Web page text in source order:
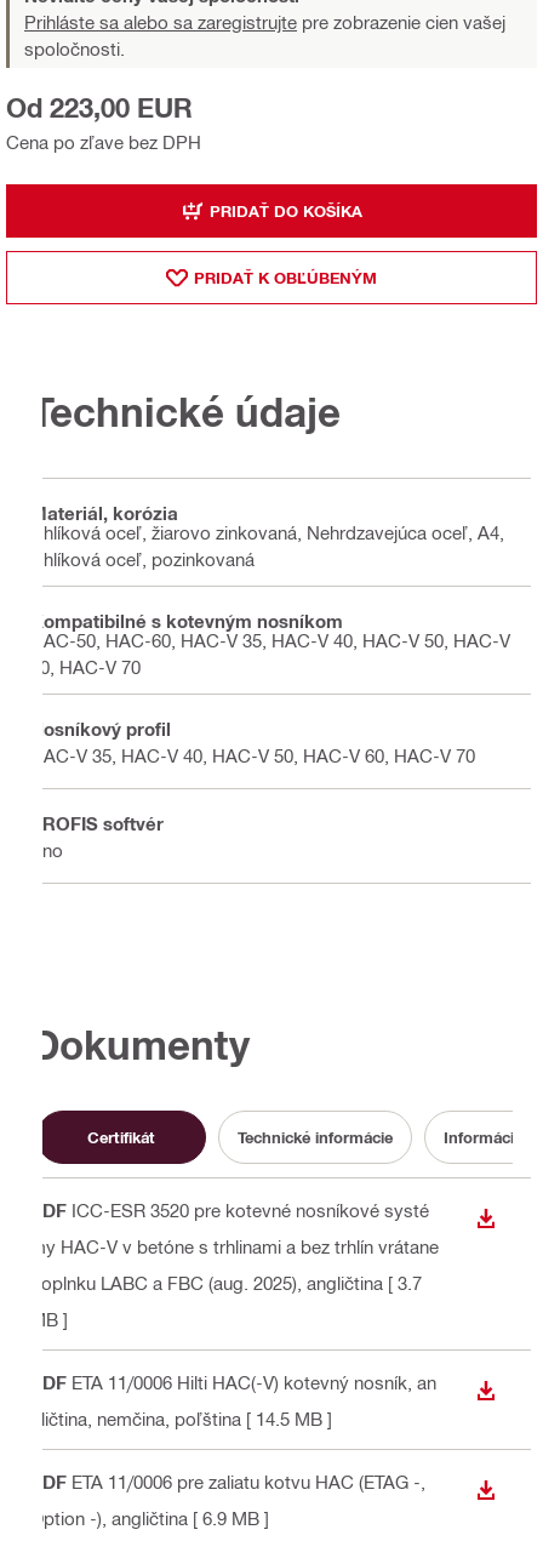
Prihláste sa alebo sa zaregistrujte pre zobrazenie cien vašej
spoločnosti.
Cena po zľave bez DPH
Od 223,00 EUR
PRIDAŤ DO KOŠÍKA
PRIDAŤ K OBĽÚBENÝM
Technické údaje
Materiál, korózia
Uhlíková oceľ, žiarovo zinkovaná, Nehrdzavejúca oceľ, A4,
Uhlíková oceľ, pozinkovaná
Kompatibilné s kotevným nosníkom
HAC-50, HAC-60, HAC-V 35, HAC-V 40, HAC-V 50, HAC-V
60, HAC-V 70
Nosníkový profil
HAC-V 35, HAC-V 40, HAC-V 50, HAC-V 60, HAC-V 70
PROFIS softvér
Áno
Dokumenty
Certifikát Technické informácie Informácia
PDF ICC-ESR 3520 pre kotevné nosníkové systé
my HAC-V v betóne s trhlinami a bez trhlín vrátane
doplnku LABC a FBC (aug. 2025) , angličtina [ 3.7
MB ]
PDF ETA 11/0006 Hilti HAC(-V) kotevný nosník , an
gličtina, nemčina, poľština [ 14.5 MB ]
PDF ETA 11/0006 pre zaliatu kotvu HAC (ETAG -,
Option -) , angličtina [ 6.9 MB ]